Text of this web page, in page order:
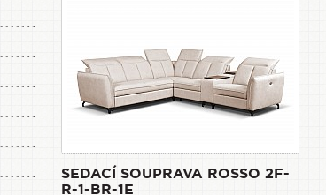
SEDACÍ SOUPRAVA ROSSO 2F-
R-1-BR-1E